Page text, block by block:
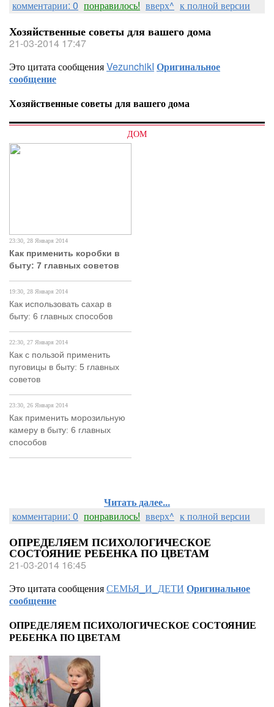
комментарии: 0 понравилось! вверх^ к полной версии
Хозяйственные советы для вашего дома
21-03-2014 17:47
Это цитата сообщенияVezunchikI Оригинальное
сообщение
Хозяйственные советы для вашего дома
ДОМ
23:30, 28 Января 2014
Как применить коробки в
быту: 7 главных советов
19:30, 28 Января 2014
Как использовать сахар в
быту: 6 главных способов
22:30, 27 Января 2014
Как с пользой применить
пуговицы в быту: 5 главных
советов
23:30, 26 Января 2014
Как применить морозильную
камеру в быту: 6 главных
способов
Читать далее...
комментарии: 0 понравилось! вверх^ к полной версии
ОПРЕДЕЛЯЕМ ПСИХОЛОГИЧЕСКОЕ
СОСТОЯНИЕ РЕБЕНКА ПО ЦВЕТАМ
21-03-2014 16:45
Это цитата сообщенияСЕМЬЯ_И_ДЕТИ Оригинальное
сообщение
ОПРЕДЕЛЯЕМ ПСИХОЛОГИЧЕСКОЕ СОСТОЯНИЕ
РЕБЕНКА ПО ЦВЕТАМ